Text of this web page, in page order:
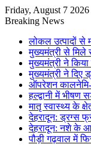
Friday, August 7 2026
Breaking News
लोकल उत्पादों से
मुख्यमंत्री से मिले
मुख्यमंत्री ने किया
मुख्यमंत्री ने दिए
ऑपरेशन कालनेमि-
हल्द्वानी में भीषण
मातृ स्वास्थ्य के
देहरादून: ड्रग्स
देहरादून: नशे के
पौड़ी गढ़वाल में